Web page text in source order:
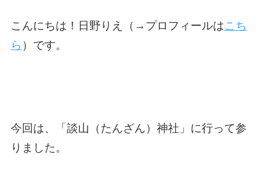
こんにちは！日野りえ（→プロフィールはこち
ら ）です。
今回は、「 談山（たんざん）神社 」に行って参
りました。